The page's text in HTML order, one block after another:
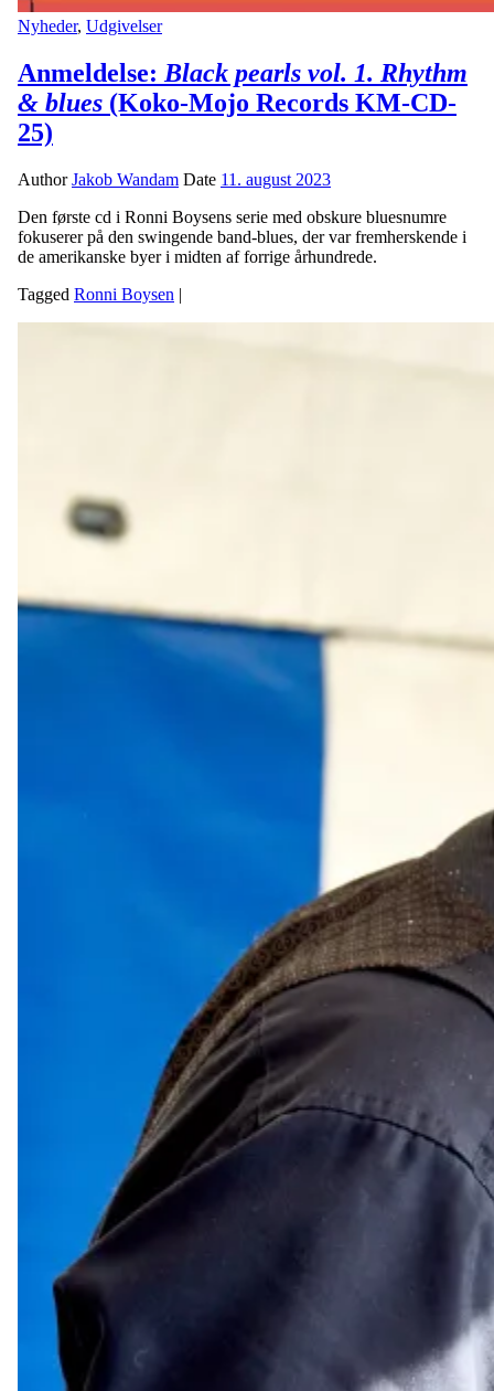
Nyheder, Udgivelser
Anmeldelse: Black pearls vol. 1. Rhythm
& blues (Koko-Mojo Records KM-CD-
25)
AuthorJakob Wandam Date 11. august 2023
Den første cd i Ronni Boysens serie med obskure bluesnumre
fokuserer på den swingende band-blues, der var fremherskende i
de amerikanske byer i midten af forrige århundrede.
Tagged Ronni Boysen |